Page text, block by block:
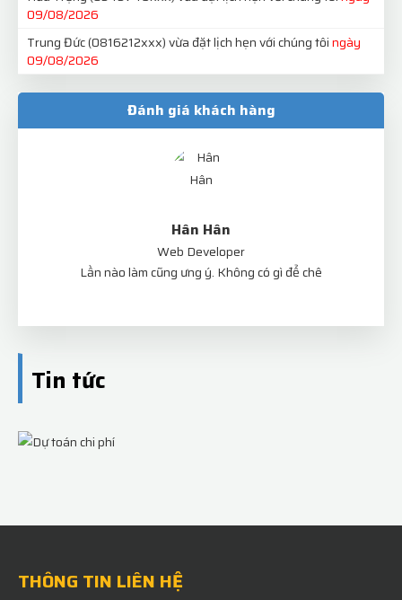
09/08/2026
Trung Đức(0816212xxx)vừa đặt lịch hẹn với chúng tôingày
09/08/2026
Đánh giá khách hàng
Hân Hân
Web Developer
Lần nào làm cũng ưng ý. Không có gì để chê
Tin tức
THÔNG TIN LIÊN HỆ